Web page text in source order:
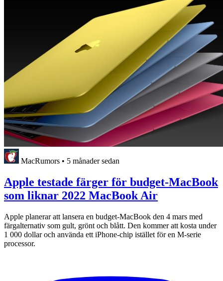
MacRumors • 5 månader sedan
Apple testade färger för budget-MacBook
som liknar 2022 MacBook Air
Apple planerar att lansera en budget-MacBook den 4 mars med
färgalternativ som gult, grönt och blått. Den kommer att kosta under
1 000 dollar och använda ett iPhone-chip istället för en M-serie
processor.